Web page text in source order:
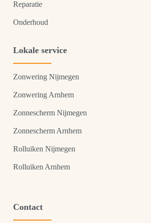
Reparatie
Onderhoud
Lokale service
Zonwering Nijmegen
Zonwering Arnhem
Zonnescherm Nijmegen
Zonnescherm Arnhem
Rolluiken Nijmegen
Rolluiken Arnhem
Contact